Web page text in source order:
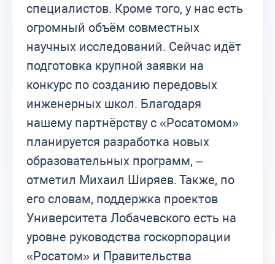
специалистов. Кроме того, у нас есть
огромный объём совместных
научных исследований. Сейчас идёт
подготовка крупной заявки на
конкурс по созданию передовых
инженерных школ. Благодаря
нашему партнёрству с «Росатомом»
планируется разработка новых
образовательных программ, –
отметил Михаил Ширяев. Также, по
его словам, поддержка проектов
Университета Лобачевского есть на
уровне руководства госкорпорации
«Росатом» и Правительства